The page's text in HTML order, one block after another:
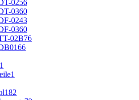
0256
0360
0243
0360
02B76
66
1
1
182